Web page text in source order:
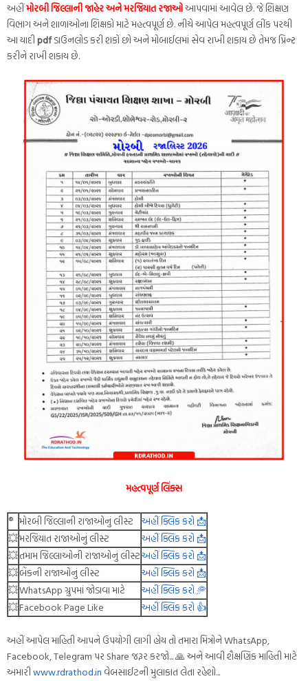
અહીંમોરબી જિલ્લાની જાહેર અને મરજિયાત રજાઓઆપવામાં આવેલ છે. જે શિક્ષણ
વિભાગ અને શાળાઓના શિક્ષકો માટે મહત્વપૂર્ણ છે. નીચે આપેલ મહત્વપૂર્ણ લીંક પરથી
આ યાદીpdfડાઉનલોડ કરી શકો છો અને મોબાઈલમાં સેવ રાખી શકાય છે તેમજ પ્રિન્ટ
કરીને રાખી શકાય છે.
મહત્વપૂર્ણ લિંક્સ
®️ મોરબી જિલ્લાની રાજાઓનું લીસ્ટ
અહીં ક્લિક કરો 📩
💥મરજિયાત રાજાઓનું લીસ્ટ
અહીં ક્લિક કરો 📩
💥તમામ જિલ્લાઓની રાજાઓનું લીસ્ટઅહીં ક્લિક કરો 📩
💥બેંકની રાજાઓનું લીસ્ટ
અહીં ક્લિક કરો 📩
💥WhatsApp ગ્રુપમાં જોડાવા માટે
અહીં ક્લિક કરો 🥏
💥Facebook Page Like અહીં ક્લિક કરો 👍
અહીં આપેલ માહિતી આપને ઉપયોગી લાગી હોય તો તમારા મિત્રોને WhatsApp,
Facebook, Telegram પર Share જરૂર કરજો... 🙏 અને આવી શૈક્ષણિક માહિતી માટે
અમારીwww.rdrathod.in વેબસાઈટની મુલાકાત લેતા રહેશો...